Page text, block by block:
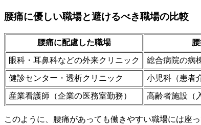
腰痛に優しい職場と避けるべき職場の比較
腰痛に配慮した職場
眼科・耳鼻科などの外来クリニック 総合病院の病
健診センター・透析クリニック 小児科（患者
産業看護師（企業の医務室勤務） 高齢者施設（
このように、腰痛があっても働きやすい職場には座